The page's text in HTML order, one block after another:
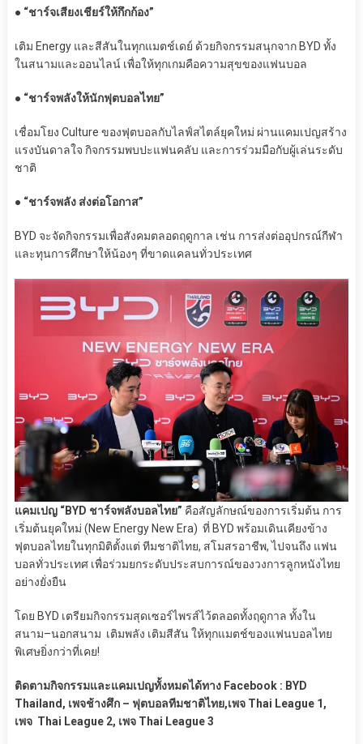
● “ชาร์จเสียงเชียร์ให้กึกก้อง”
เติม Energy และสีสันในทุกแมตช์เดย์ ด้วยกิจกรรมสนุกจาก BYD ทั้ง
ในสนามและออนไลน์ เพื่อให้ทุกเกมคือความสุขของแฟนบอล
● “ชาร์จพลังให้นักฟุตบอลไทย”
เชื่อมโยง Culture ของฟุตบอลกับไลฟ์สไตล์ยุคใหม่ ผ่านแคมเปญสร้าง
แรงบันดาลใจ กิจกรรมพบปะแฟนคลับ และการร่วมมือกับผู้เล่นระดับ
ชาติ
● “ชาร์จพลัง ส่งต่อโอกาส”
BYD จะจัดกิจกรรมเพื่อสังคมตลอดฤดูกาล เช่น การส่งต่ออุปกรณ์กีฬา
และทุนการศึกษาให้น้องๆ ที่ขาดแคลนทั่วประเทศ
แคมเปญ “BYD ชาร์จพลังบอลไทย” คือสัญลักษณ์ของการเริ่มต้น การ
เริ่มต้นยุคใหม่ (New Energy New Era) ที่ BYD พร้อมเดินเคียงข้าง
ฟุตบอลไทยในทุกมิติตั้งแต่ ทีมชาติไทย, สโมสรอาชีพ, ไปจนถึง แฟน
บอลทั่วประเทศ เพื่อร่วมยกระดับประสบการณ์ของวงการลูกหนังไทย
อย่างยั่งยืน
โดย BYD เตรียมกิจกรรมสุดเซอร์ไพรส์ไว้ตลอดทั้งฤดูกาล ทั้งใน
สนาม–นอกสนาม เติมพลัง เติมสีสัน ให้ทุกแมตช์ของแฟนบอลไทย
พิเศษยิ่งกว่าที่เคย!
ติดตามกิจกรรมและแคมเปญทั้งหมดได้ทาง Facebook : BYD
Thailand, เพจช้างศึก – ฟุตบอลทีมชาติไทย,เพจ Thai League 1,
เพจ Thai League 2, เพจ Thai League 3